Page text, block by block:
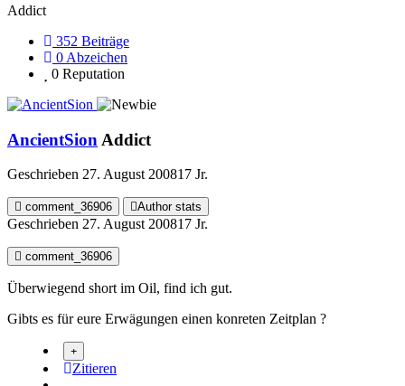
Addict
352 Beiträge
0 Abzeichen
0 Reputation
AncientSion Addict
Geschrieben 27. August 200817 Jr.
comment_36906 Author stats
Geschrieben 27. August 200817 Jr.
comment_36906
Überwiegend short im Oil, find ich gut.
Gibts es für eure Erwägungen einen konreten Zeitplan ?
Zitieren